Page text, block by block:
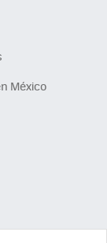
México